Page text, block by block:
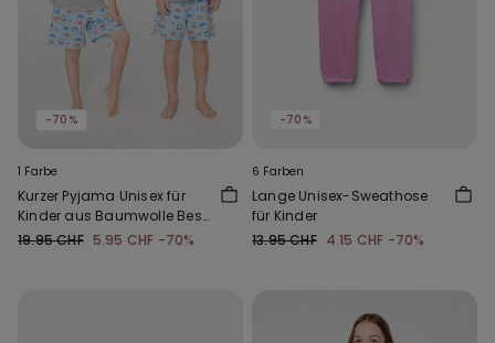
-70%
1 Farbe
Kurzer Pyjama Unisex für
Kinder aus Baumwolle Best
Mom
19.95 CHF 5.95 CHF -70%
-70%
6 Farben
Lange Unisex-Sweathose
für Kinder
13.95 CHF 4.15 CHF -70%